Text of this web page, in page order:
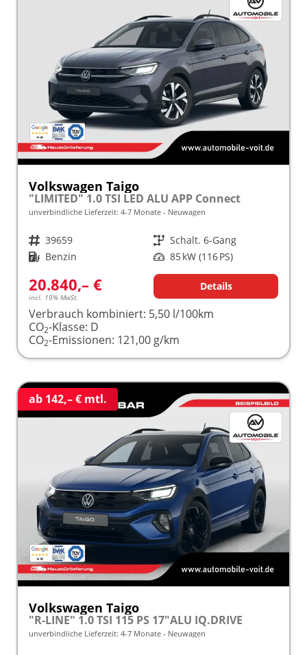
Volkswagen Taigo
"LIMITED" 1.0 TSI LED ALU APP Connect
unverbindliche Lieferzeit: 4-7 Monate Neuwagen
Fahrzeugnr. 39659 Getriebe Schalt. 6-Gang
Kraftstoff Benzin Leistung 85 kW (116 PS)
20.840,– €
incl. 19% MwSt.
Details
Verbrauch kombiniert: 5,50 l/100km
CO2-Klasse: D
CO2-Emissionen: 121,00 g/km
ab 142,– € mtl.
Volkswagen Taigo
"R-LINE" 1.0 TSI 115 PS 17"ALU IQ.DRIVE
unverbindliche Lieferzeit: 4-7 Monate Neuwagen